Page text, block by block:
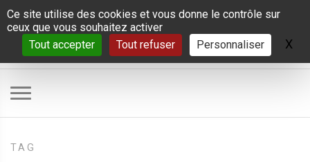
Panneau de gestion des cookies
Ce site utilise des cookies et vous donne le contrôle sur
ceux que vous souhaitez activer
Tout accepter
Tout refuser Personnaliser X
TAG